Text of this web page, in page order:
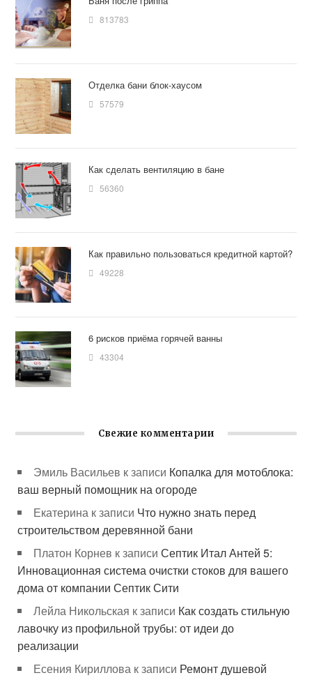
813783
Отделка бани блок-хаусом
57579
Как сделать вентиляцию в бане
56360
Как правильно пользоваться кредитной картой?
49228
6 рисков приёма горячей ванны
43304
Свежие комментарии
Эмиль Васильев к записи Копалка для мотоблока:
ваш верный помощник на огороде
Екатерина к записи Что нужно знать перед
строительством деревянной бани
Платон Корнев к записиСептик Итал Антей 5:
Инновационная система очистки стоков для вашего
дома от компании Септик Сити
Лейла Никольская к записи Как создать стильную
лавочку из профильной трубы: от идеи до
реализации
Есения Кириллова к записи Ремонт душевой